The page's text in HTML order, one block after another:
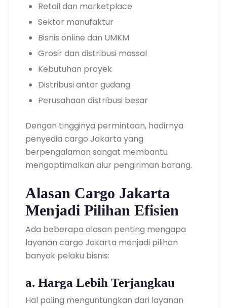
Retail dan marketplace
Sektor manufaktur
Bisnis online dan UMKM
Grosir dan distribusi massal
Kebutuhan proyek
Distribusi antar gudang
Perusahaan distribusi besar
Dengan tingginya permintaan, hadirnya
penyedia cargo Jakarta yang
berpengalaman sangat membantu
mengoptimalkan alur pengiriman barang.
Alasan Cargo Jakarta
Menjadi Pilihan Efisien
Ada beberapa alasan penting mengapa
layanan cargo Jakarta menjadi pilihan
banyak pelaku bisnis:
a. Harga Lebih Terjangkau
Hal paling menguntungkan dari layanan